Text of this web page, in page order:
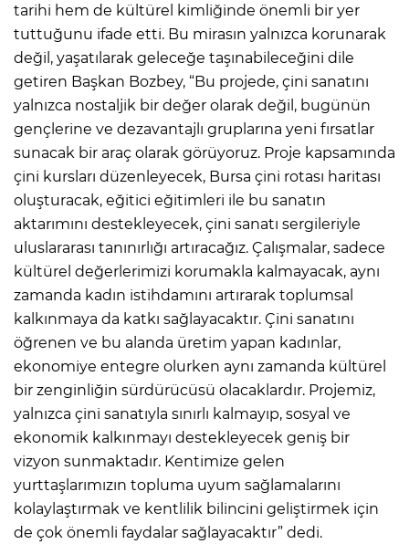
tarihi hem de kültürel kimliğinde önemli bir yer
tuttuğunu ifade etti. Bu mirasın yalnızca korunarak
değil, yaşatılarak geleceğe taşınabileceğini dile
getiren Başkan Bozbey, “Bu projede, çini sanatını
yalnızca nostaljik bir değer olarak değil, bugünün
gençlerine ve dezavantajlı gruplarına yeni fırsatlar
sunacak bir araç olarak görüyoruz. Proje kapsamında
çini kursları düzenleyecek, Bursa çini rotası haritası
oluşturacak, eğitici eğitimleri ile bu sanatın
aktarımını destekleyecek, çini sanatı sergileriyle
uluslararası tanınırlığı artıracağız. Çalışmalar, sadece
kültürel değerlerimizi korumakla kalmayacak, aynı
zamanda kadın istihdamını artırarak toplumsal
kalkınmaya da katkı sağlayacaktır. Çini sanatını
öğrenen ve bu alanda üretim yapan kadınlar,
ekonomiye entegre olurken aynı zamanda kültürel
bir zenginliğin sürdürücüsü olacaklardır. Projemiz,
yalnızca çini sanatıyla sınırlı kalmayıp, sosyal ve
ekonomik kalkınmayı destekleyecek geniş bir
vizyon sunmaktadır. Kentimize gelen
yurttaşlarımızın topluma uyum sağlamalarını
kolaylaştırmak ve kentlilik bilincini geliştirmek için
de çok önemli faydalar sağlayacaktır” dedi.